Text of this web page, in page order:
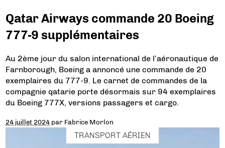
Qatar Airways commande 20 Boeing
777-9 supplémentaires
Au 2ème jour du salon international de l’aéronautique de
Farnborough, Boeing a annoncé une commande de 20
exemplaires du 777-9. Le carnet de commandes de la
compagnie qatarie porte désormais sur 94 exemplaires
du Boeing 777X, versions passagers et cargo.
24 juillet 2024 par Fabrice Morlon
TRANSPORT AÉRIEN